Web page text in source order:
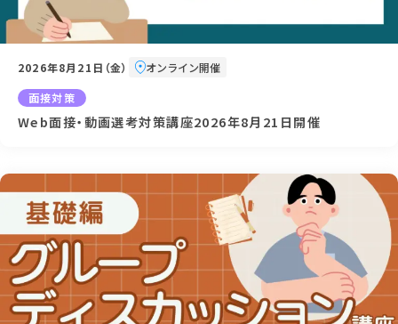
2026年8月21日（金） オンライン開催
面接対策
Web面接・動画選考対策講座2026年8月21日開催